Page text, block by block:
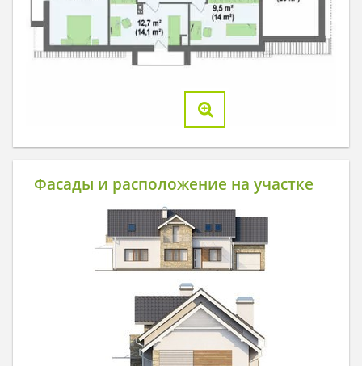
Фасады и расположение на участке